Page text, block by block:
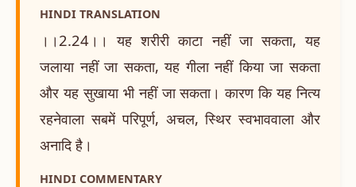
HINDI TRANSLATION
।।2.24।। यह शरीरी काटा नहीं जा सकता, यह
जलाया नहीं जा सकता, यह गीला नहीं किया जा सकता
और यह सुखाया भी नहीं जा सकता। कारण कि यह नित्य
रहनेवाला सबमें परिपूर्ण, अचल, स्थिर स्वभाववाला और
अनादि है।
HINDI COMMENTARY